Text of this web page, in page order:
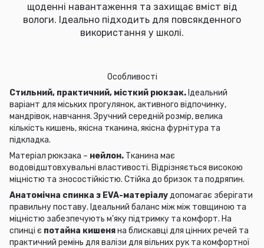
щоденні навантаження та захищає вміст від
вологи. Ідеально підходить для повсякденного
використання у школі.
Особливості
Стильний, практичний, місткий рюкзак. Ідеальний
варіант для міських прогулянок, активного відпочинку,
мандрівок, навчання. Зручний середній розмір, велика
кількість кишень, якісна тканина, якісна фурнітура та
підкладка.
Матеріал рюкзака – нейлон. Тканина має
водовідштовхувальні властивості. Відрізняється високою
міцністю та зносостійкістю. Стійка до бризок та подряпин.
Анатомічна спинка з EVA-матеріалудопомагає зберігати
правильну поставу. Ідеальний баланс між між товщиною та
міцністю забезпечують м'яку підтримку та комфорт. На
спинці є потайна кишеняна блискавці для цінних речей та
практичний ремінь для валізи для вільних рук та комфортної